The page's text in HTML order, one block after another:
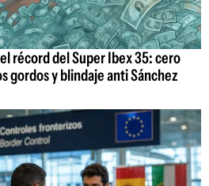
récord del Super Ibex 35: cero
gordos y blindaje anti Sánchez